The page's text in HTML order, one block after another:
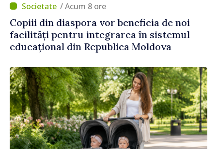
/ Acum 8 ore
Copiii din diaspora vor beneficia de noi
facilități pentru integrarea în sistemul
educațional din Republica Moldova